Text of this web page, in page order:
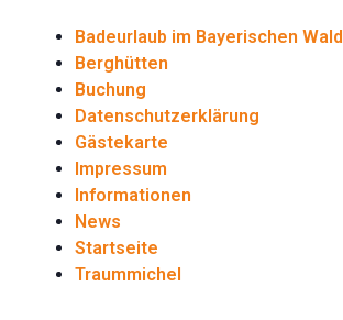
Badeurlaub im Bayerischen Wald
Berghütten
Buchung
Datenschutzerklärung
Gästekarte
Impressum
Informationen
News
Startseite
Traummichel